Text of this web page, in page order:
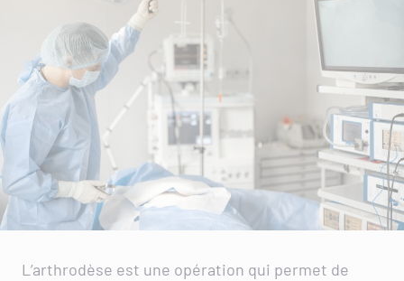
L’arthrodèse est une opération qui permet de